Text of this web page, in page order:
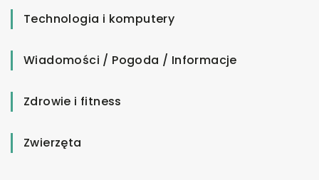
Technologia i komputery
Wiadomości / Pogoda / Informacje
Zdrowie i fitness
Zwierzęta